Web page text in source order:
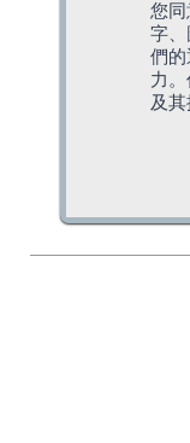
您同
字、
們的
力
及